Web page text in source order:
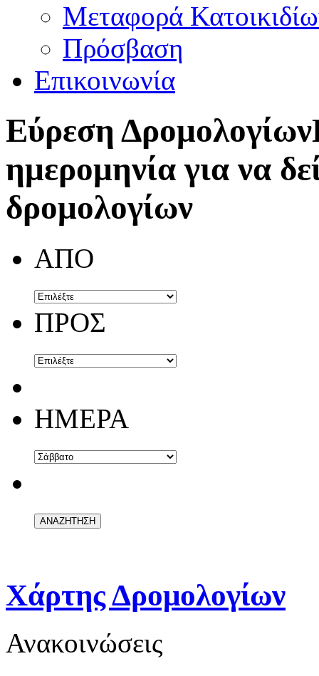
Μεταφορά
Πρόσβαση
Επικοινωνία
Εύρεση Δρομολογίων
ημερομηνία για να
δρομολογίων
ΑΠΟ
ΠΡΟΣ
ΗΜΕΡΑ
Χάρτης Δρομολογίων
Ανακοινώσεις